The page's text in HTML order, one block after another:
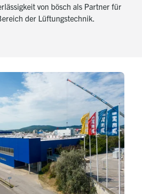
von bösch als Partner für
der Lüftungstechnik.